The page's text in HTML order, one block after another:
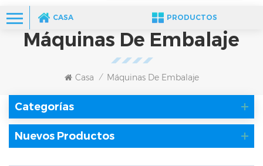
CASA PRODUCTOS
Máquinas De Embalaje
Casa / Máquinas De Embalaje
Categorías
Nuevos Productos